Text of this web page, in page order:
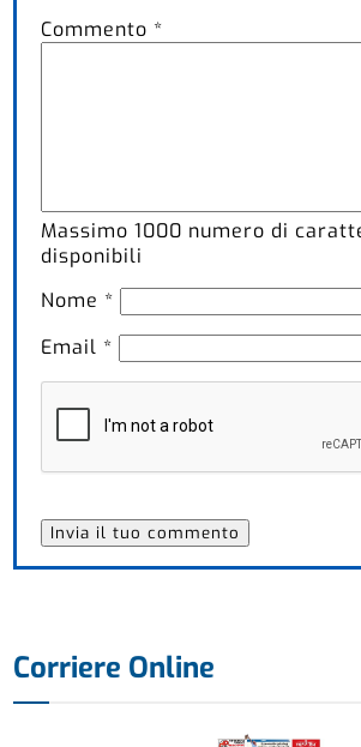
Commento *
Massimo1000 numero di
disponibili
Nome *
Email *
Corriere Online